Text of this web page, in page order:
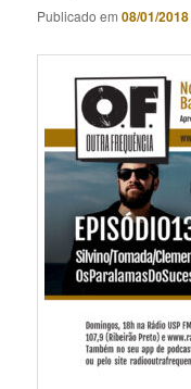
Publicado em08/01/2018